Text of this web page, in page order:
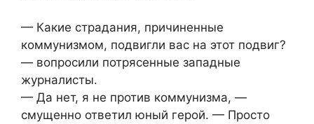
— Какие страдания, причиненные
коммунизмом, подвигли вас на этот подвиг?
— вопросили потрясенные западные
журналисты.
— Да нет, я не против коммунизма, —
смущенно ответил юный герой. — Просто